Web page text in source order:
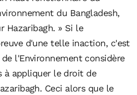
du Bangladesh,
Hazaribagh. » Si le
d'une telle inaction, c'est
l'Environnement considère
à appliquer le droit de
Ceci alors que le